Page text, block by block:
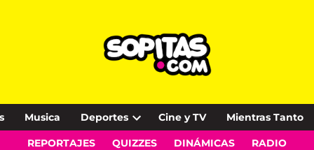
Musica Deportes
Open
dropdown
Cine y TV Mientras Tanto
REPORTAJES QUIZZES DINÁMICAS RADIO